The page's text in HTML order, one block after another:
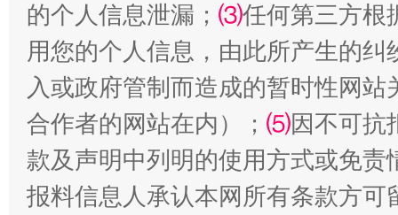
全民健身五年计划来了！等你上场
的个人信息泄漏； ⑶任何第三方根
用您的个人信息，由此所产生的纠
入或政府管制而造成的暂时性网
合作者的网站在内）； ⑸因不可抗
款及声明中列明的使用方式或免责
报料信息人承认本网所有条款方